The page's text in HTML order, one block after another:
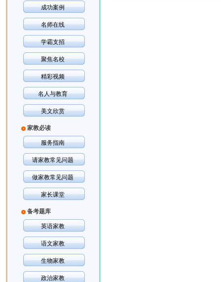
成功案例
名师在线
学霸支招
聚焦名校
精彩视频
名人与教育
美文欣赏
家教必读
服务指南
请家教常见问题
做家教常见问题
家长课堂
备考题库
英语家教
语文家教
生物家教
政治家教